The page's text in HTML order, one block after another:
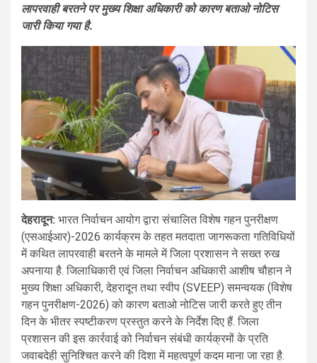
लापरवाही बरतने पर मुख्य शिक्षा अधिकारी को कारण बताओ नोटिस
जारी किया गया है.
देहरादून: भारत निर्वाचन आयोग द्वारा संचालित विशेष गहन पुनरीक्षण
(एसआईआर)-2026 कार्यक्रम के तहत मतदाता जागरूकता गतिविधियों
में कथित लापरवाही बरतने के मामले में जिला प्रशासन ने सख्त रुख
अपनाया है. जिलाधिकारी एवं जिला निर्वाचन अधिकारी आशीष चौहान ने
मुख्य शिक्षा अधिकारी, देहरादून तथा स्वीप (SVEEP) समन्वयक (विशेष
गहन पुनरीक्षण-2026) को कारण बताओ नोटिस जारी करते हुए तीन
दिन के भीतर स्पष्टीकरण प्रस्तुत करने के निर्देश दिए हैं. जिला
प्रशासन की इस कार्रवाई को निर्वाचन संबंधी कार्यक्रमों के प्रति
जवाबदेही सुनिश्चित करने की दिशा में महत्वपूर्ण कदम माना जा रहा है.